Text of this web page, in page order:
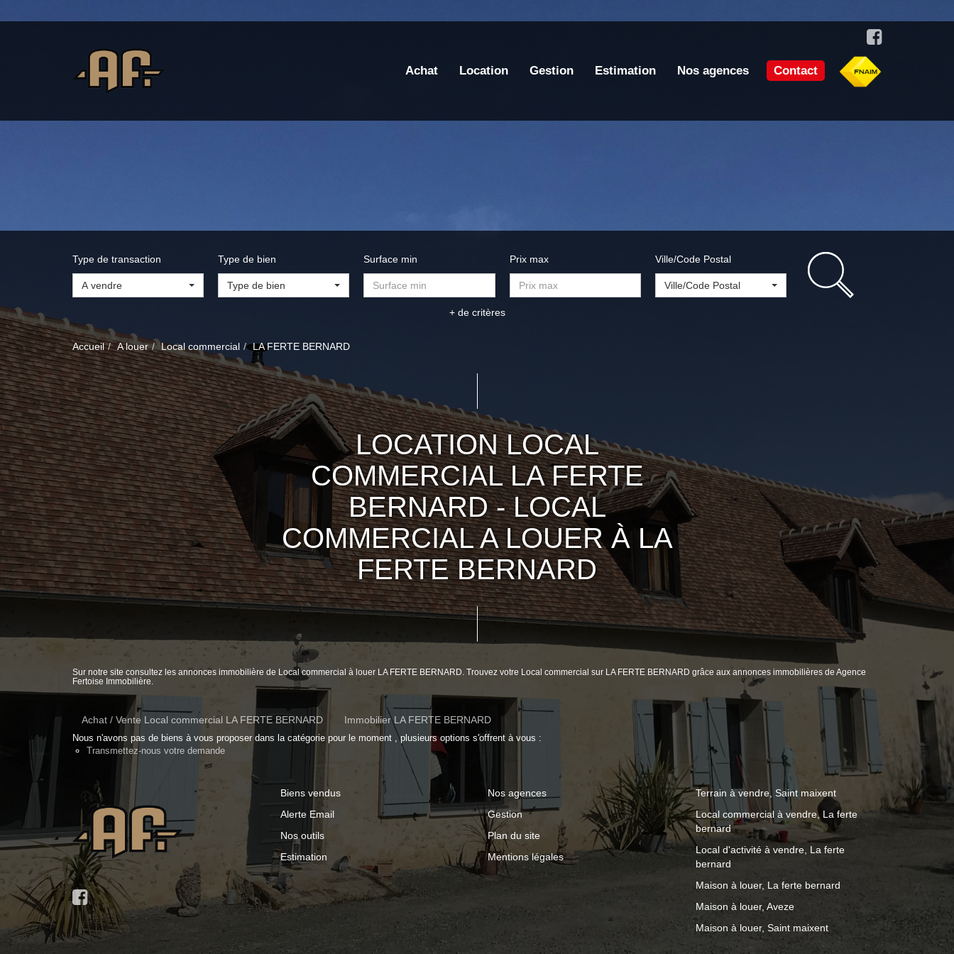
Achat Location Gestion Estimation Nos agences Contact
Type de transaction
A vendre
Type de bien
Type de bien
Surface min Prix max Ville/Code Postal
Ville/Code Postal
+ de critères
Accueil A louer Local commercial LA FERTE BERNARD
LOCATION LOCAL
COMMERCIAL LA FERTE
BERNARD - LOCAL
COMMERCIAL A LOUER À LA
FERTE BERNARD
Sur notre site consultez les annonces immobilière de Local commercial à louer LA FERTE BERNARD. Trouvez votre Local commercial sur LA FERTE BERNARD grâce aux annonces immobilières de Agence
Fertoise Immobilière.
Achat / Vente Local commercial LA FERTE BERNARD Immobilier LA FERTE BERNARD
Nous n'avons pas de biens à vous proposer dans la catégorie pour le moment , plusieurs options s'offrent à vous :
Transmettez-nous votre demande
Biens vendus
Alerte Email
Nos outils
Estimation
Nos agences
Gestion
Plan du site
Mentions légales
Terrain à vendre, Saint maixent
Local commercial à vendre, La ferte
bernard
Local d'activité à vendre, La ferte
bernard
Maison à louer, La ferte bernard
Maison à louer, Aveze
Maison à louer, Saint maixent